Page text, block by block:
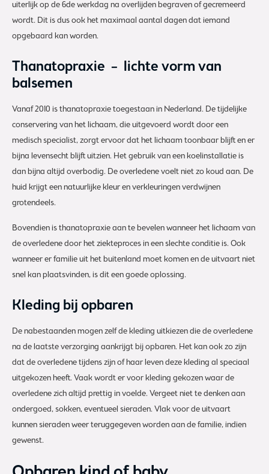
uiterlijk op de 6de werkdag na overlijden begraven of gecremeerd
wordt. Dit is dus ook het maximaal aantal dagen dat iemand
opgebaard kan worden.
Thanatopraxie – lichte vorm van
balsemen
Vanaf 2010 is thanatopraxie toegestaan in Nederland. De tijdelijke
conservering van het lichaam, die uitgevoerd wordt door een
medisch specialist, zorgt ervoor dat het lichaam toonbaar blijft en er
bijna levensecht blijft uitzien. Het gebruik van een koelinstallatie is
dan bijna altijd overbodig. De overledene voelt niet zo koud aan. De
huid krijgt een natuurlijke kleur en verkleuringen verdwijnen
grotendeels.
Bovendien is thanatopraxie aan te bevelen wanneer het lichaam van
de overledene door het ziekteproces in een slechte conditie is. Ook
wanneer er familie uit het buitenland moet komen en de uitvaart niet
snel kan plaatsvinden, is dit een goede oplossing.
Kleding bij opbaren
De nabestaanden mogen zelf de kleding uitkiezen die de overledene
na de laatste verzorging aankrijgt bij opbaren. Het kan ook zo zijn
dat de overledene tijdens zijn of haar leven deze kleding al speciaal
uitgekozen heeft. Vaak wordt er voor kleding gekozen waar de
overledene zich altijd prettig in voelde. Vergeet niet te denken aan
ondergoed, sokken, eventueel sieraden. Vlak voor de uitvaart
kunnen sieraden weer teruggegeven worden aan de familie, indien
gewenst.